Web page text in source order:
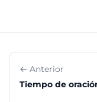
← Anterior
Tiempo de